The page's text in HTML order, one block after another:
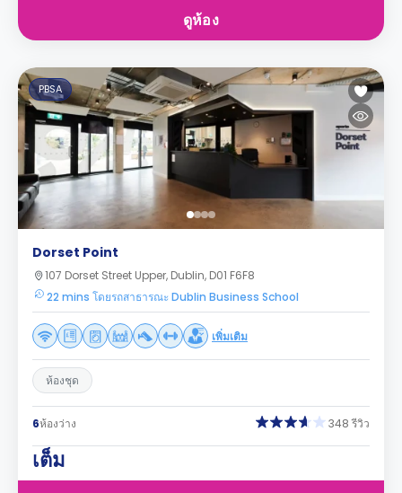
ดูห้อง
PBSA
Dorset Point
107 Dorset Street Upper, Dublin, D01 F6F8
22 mins โดยรถสาธารณะ Dublin Business School
เพิ่มเติม
ห้องชุด
6ห้องว่าง 348 รีวิว
เต็ม